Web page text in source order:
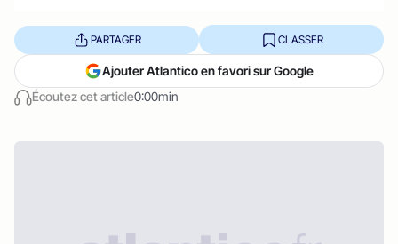
Écoutez cet article0:00min
PARTAGER CLASSER
Ajouter Atlantico en favori sur Google